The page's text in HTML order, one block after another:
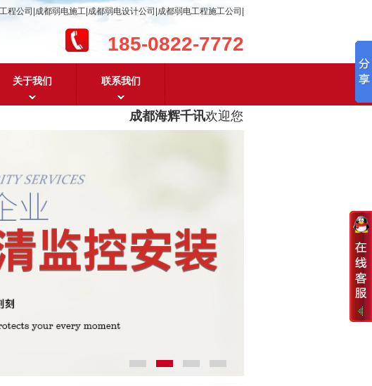
公司|成都弱电施工|成都弱电设计公司|成都弱电工程施工公司|
185-0822-7772
关于我们 联系我们
成都海辉千讯欢迎您！